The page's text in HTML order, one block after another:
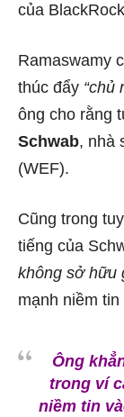
của
Ramaswamy
thúc đẩy “chủ
ông cho rằng
Schwab, nhà
(WEF).
Cũng trong
tiếng của
không sở hữu
mạnh niềm
Ông
trong ví
niềm tin